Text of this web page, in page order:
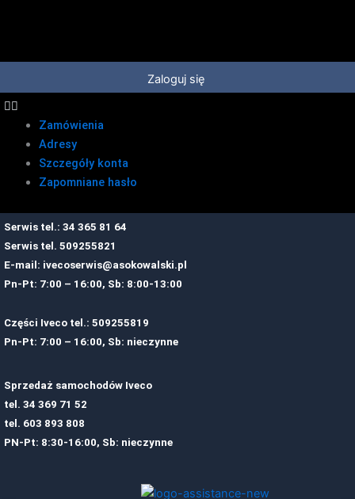
Zaloguj się
Zamówienia
Adresy
Szczegóły konta
Zapomniane hasło
Serwis tel.: 34 365 81 64
Serwis tel. 509255821
E-mail: ivecoserwis@asokowalski.pl
Pn-Pt: 7:00 – 16:00, Sb: 8:00-13:00
Części Iveco tel.: 509255819
Pn-Pt: 7:00 – 16:00, Sb: nieczynne
Sprzedaż samochodów Iveco
tel. 34 369 71 52
tel. 603 893 808
PN-Pt: 8:30-16:00, Sb: nieczynne